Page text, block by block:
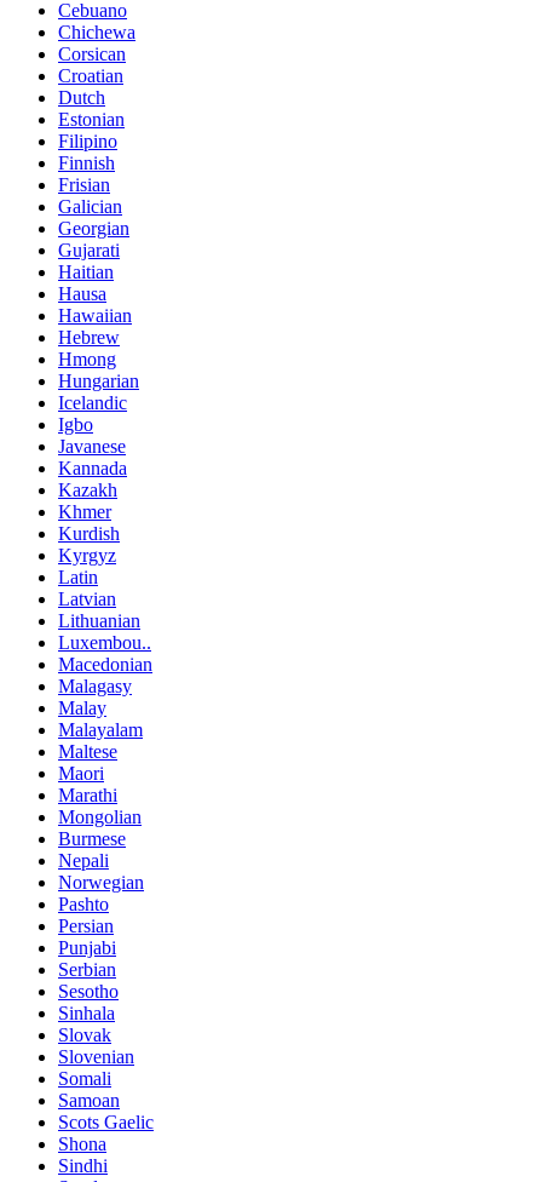
Cebuano
Chichewa
Corsican
Croatian
Dutch
Estonian
Filipino
Finnish
Frisian
Galician
Georgian
Gujarati
Haitian
Hausa
Hawaiian
Hebrew
Hmong
Hungarian
Icelandic
Igbo
Javanese
Kannada
Kazakh
Khmer
Kurdish
Kyrgyz
Latin
Latvian
Lithuanian
Luxembou..
Macedonian
Malagasy
Malay
Malayalam
Maltese
Maori
Marathi
Mongolian
Burmese
Nepali
Norwegian
Pashto
Persian
Punjabi
Serbian
Sesotho
Sinhala
Slovak
Slovenian
Somali
Samoan
Scots Gaelic
Shona
Sindhi